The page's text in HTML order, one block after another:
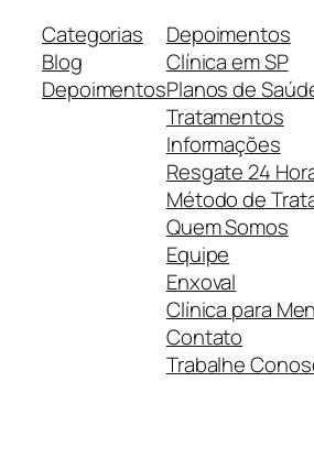
Categorias
Blog
Depoimentos
Depoimentos
Clínica em SP
Planos de
Tratamentos
Informações
Resgate 24
Método de
Quem Somos
Equipe
Enxoval
Clínica para
Contato
Trabalhe